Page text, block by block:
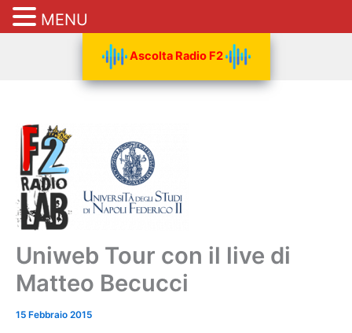
Ascolta Radio F2
Uniweb Tour con il live di
Matteo Becucci
15 Febbraio 2015
MENU